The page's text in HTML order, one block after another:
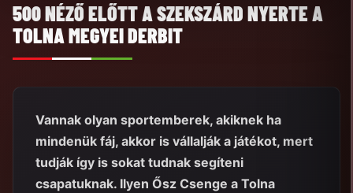
500 NÉZŐ ELŐTT A SZEKSZÁRD NYERTE A
TOLNA MEGYEI DERBIT
Vannak olyan sportemberek, akiknek ha
mindenük fáj, akkor is vállalják a játékot, mert
tudják így is sokat tudnak segíteni
csapatuknak. Ilyen Ősz Csenge a Tolna